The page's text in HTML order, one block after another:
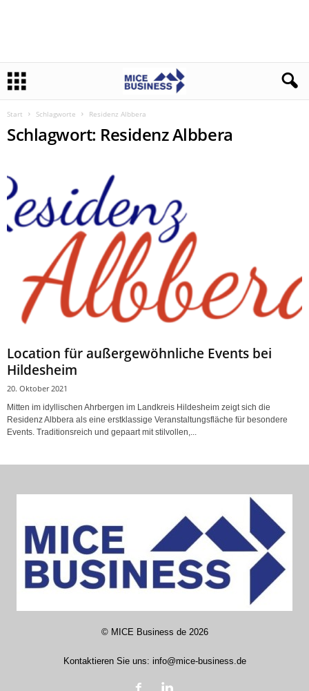
Start Schlagworte Residenz Albbera
Schlagwort: Residenz Albbera
Location für außergewöhnliche Events bei
Hildesheim
20. Oktober 2021
Mitten im idyllischen Ahrbergen im Landkreis Hildesheim zeigt sich die
Residenz Albbera als eine erstklassige Veranstaltungsfläche für besondere
Events. Traditionsreich und gepaart mit stilvollen,...
© MICE Business de2026
Kontaktieren Sie uns: info@mice-business.de